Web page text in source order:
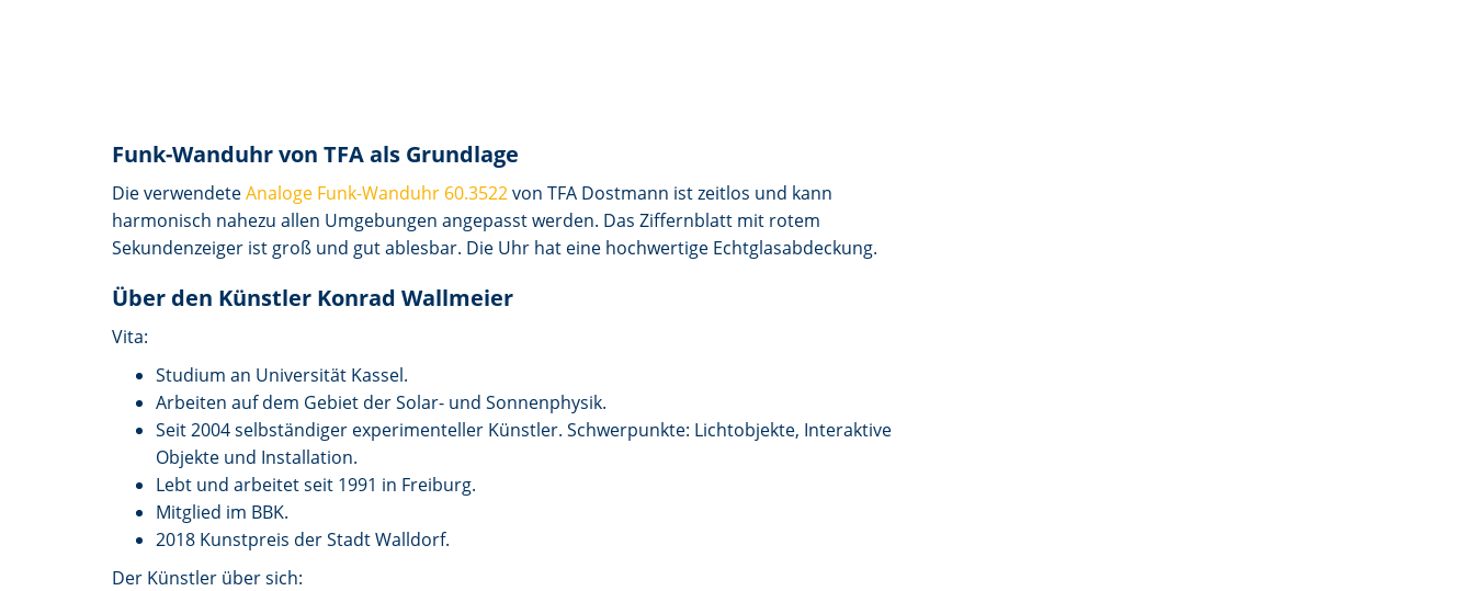
Funk-Wanduhr von TFA als Grundlage
Die verwendeteAnaloge Funk-Wanduhr 60.3522von TFA Dostmann ist zeitlos und kann
harmonisch nahezu allen Umgebungen angepasst werden. Das Ziffernblatt mit rotem
Sekundenzeiger ist groß und gut ablesbar. Die Uhr hat eine hochwertige Echtglasabdeckung.
Über den Künstler Konrad Wallmeier
Vita:
Studium an Universität Kassel.
Arbeiten auf dem Gebiet der Solar- und Sonnenphysik.
Seit 2004 selbständiger experimenteller Künstler. Schwerpunkte: Lichtobjekte, Interaktive
Objekte und Installation.
Lebt und arbeitet seit 1991 in Freiburg.
Mitglied im BBK.
2018 Kunstpreis der Stadt Walldorf.
Der Künstler über sich: